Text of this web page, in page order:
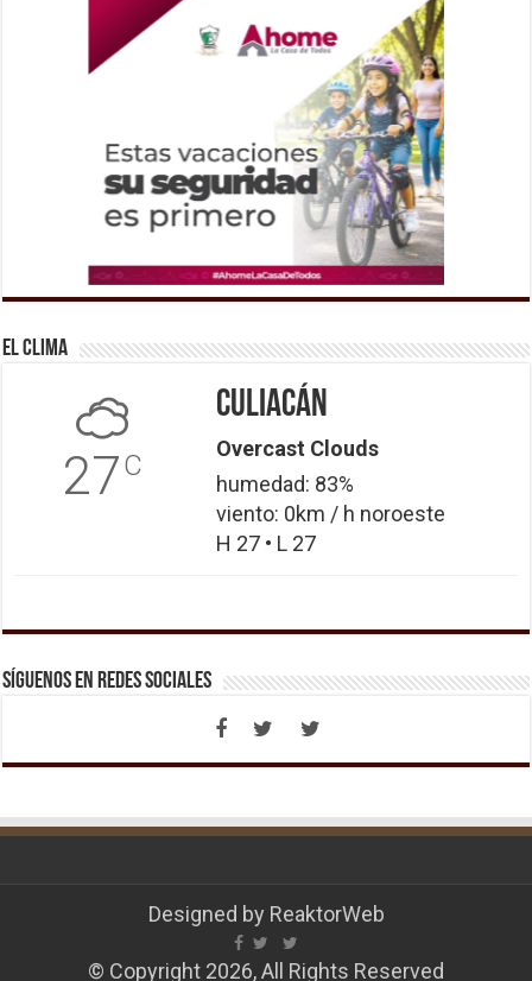
El Clima
27C
Culiacán
Overcast Clouds
humedad: 83%
viento: 0km / h noroeste
H 27 • L 27
Síguenos en Redes Sociales
Designed by ReaktorWeb
© Copyright 2026, All Rights Reserved